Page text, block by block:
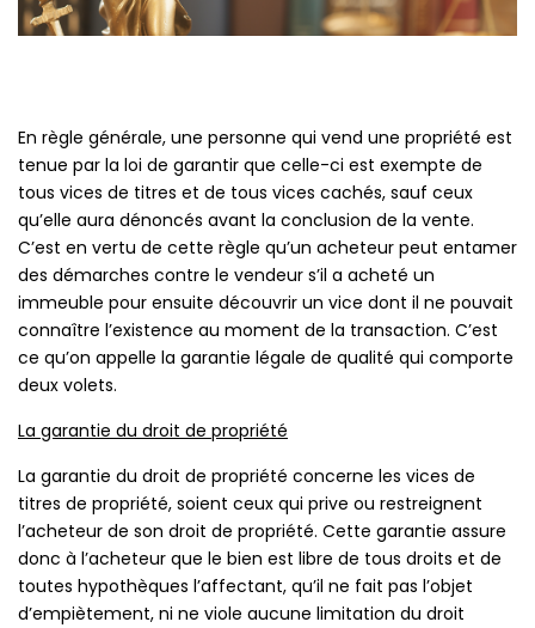
En règle générale, une personne qui vend une propriété est
tenue par la loi de garantir que celle-ci est exempte de
tous vices de titres et de tous vices cachés, sauf ceux
qu’elle aura dénoncés avant la conclusion de la vente.
C’est en vertu de cette règle qu’un acheteur peut entamer
des démarches contre le vendeur s’il a acheté un
immeuble pour ensuite découvrir un vice dont il ne pouvait
connaître l’existence au moment de la transaction. C’est
ce qu’on appelle la garantie légale de qualité qui comporte
deux volets.
La garantie du droit de propriété
La garantie du droit de propriété concerne les vices de
titres de propriété, soient ceux qui prive ou restreignent
l’acheteur de son droit de propriété. Cette garantie assure
donc à l’acheteur que le bien est libre de tous droits et de
toutes hypothèques l’affectant, qu’il ne fait pas l’objet
d’empiètement, ni ne viole aucune limitation du droit